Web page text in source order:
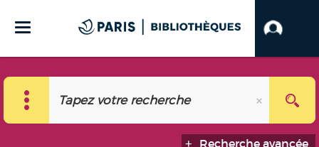
Recherche avancée